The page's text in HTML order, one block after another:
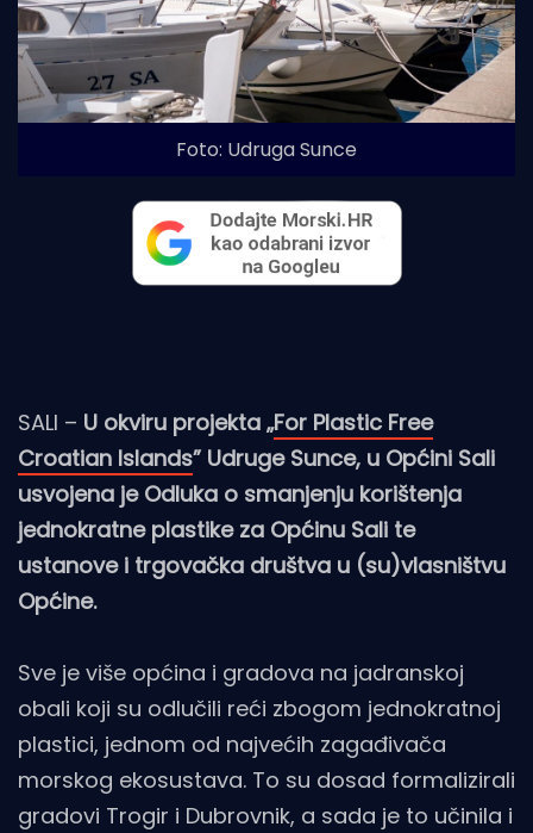
Foto: Udruga Sunce
SALI – U okviru projekta „For Plastic Free
Croatian Islands” Udruge Sunce, u Općini Sali
usvojena je Odluka o smanjenju korištenja
jednokratne plastike za Općinu Sali te
ustanove i trgovačka društva u (su)vlasništvu
Općine.
Sve je više općina i gradova na jadranskoj
obali koji su odlučili reći zbogom jednokratnoj
plastici, jednom od najvećih zagađivača
morskog ekosustava. To su dosad formalizirali
gradovi Trogir i Dubrovnik, a sada je to učinila i